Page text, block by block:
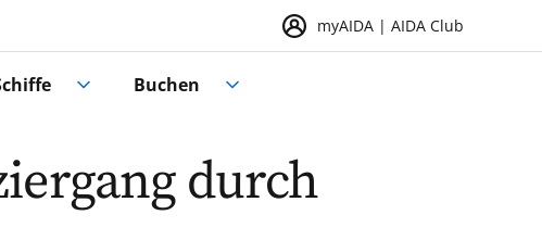
myAIDA | AIDA Club
Buchen
durch